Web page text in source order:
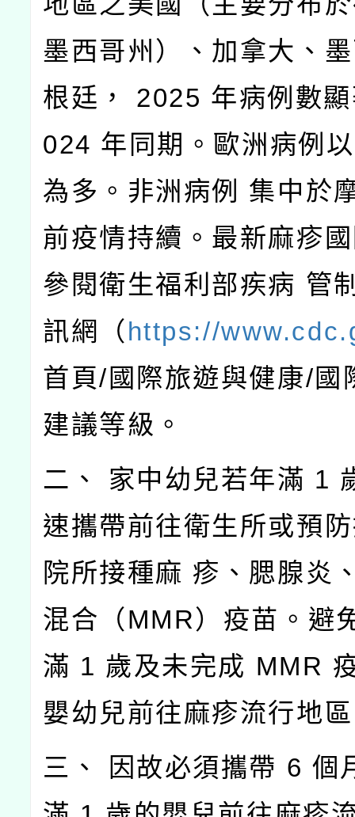
墨西哥州）、加拿大、
根廷， 2025 年病例數
024 年同期。歐洲病例
為多。非洲病例 集中於
前疫情持續。最新麻疹
參閱衛生福利部疾病 管
訊網（ https://
首頁/國際旅遊與健康/國
建議等級。
二、 家中幼兒若年滿 1
速攜帶前往衛生所或預
院所接種麻 疹、腮腺炎
混合（MMR）疫苗。避
滿 1 歲及未完成 MMR
嬰幼兒前往麻疹流行地
三、 因故必須攜帶 6 個